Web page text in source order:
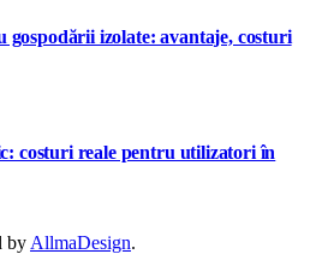
gospodării izolate: avantaje, costuri
costuri reale pentru utilizatori în
by AllmaDesign.